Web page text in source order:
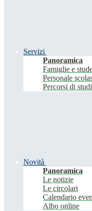
Servizi
Panoramica
Famiglie e
Personale
Percorsi di
Novità
Panoramica
Le notizie
Le circolari
Calendario
Albo online